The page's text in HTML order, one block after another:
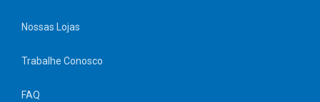
Nossas Lojas
Trabalhe Conosco
FAQ